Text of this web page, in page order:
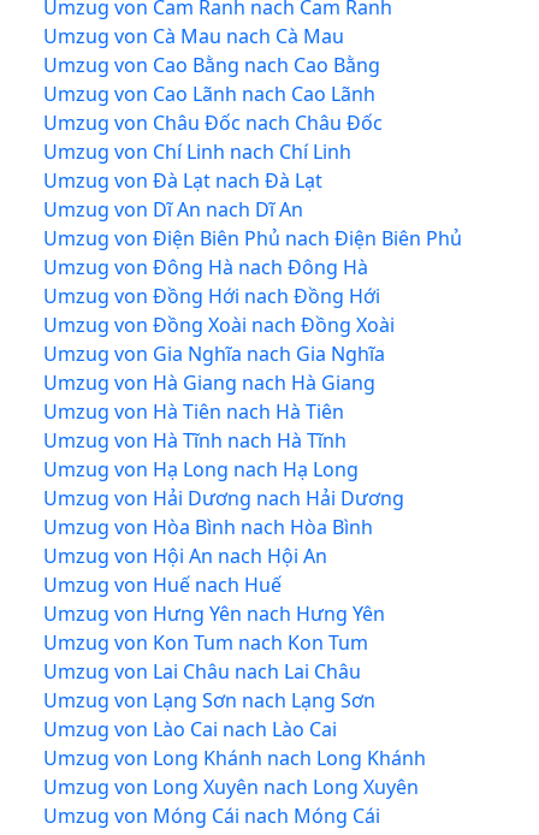
Umzug von Cam Ranh nach Cam Ranh
Umzug von Cà Mau nach Cà Mau
Umzug von Cao Bằng nach Cao Bằng
Umzug von Cao Lãnh nach Cao Lãnh
Umzug von Châu Đốc nach Châu Đốc
Umzug von Chí Linh nach Chí Linh
Umzug von Đà Lạt nach Đà Lạt
Umzug von Dĩ An nach Dĩ An
Umzug von Điện Biên Phủ nach Điện Biên Phủ
Umzug von Đông Hà nach Đông Hà
Umzug von Đồng Hới nach Đồng Hới
Umzug von Đồng Xoài nach Đồng Xoài
Umzug von Gia Nghĩa nach Gia Nghĩa
Umzug von Hà Giang nach Hà Giang
Umzug von Hà Tiên nach Hà Tiên
Umzug von Hà Tĩnh nach Hà Tĩnh
Umzug von Hạ Long nach Hạ Long
Umzug von Hải Dương nach Hải Dương
Umzug von Hòa Bình nach Hòa Bình
Umzug von Hội An nach Hội An
Umzug von Huế nach Huế
Umzug von Hưng Yên nach Hưng Yên
Umzug von Kon Tum nach Kon Tum
Umzug von Lai Châu nach Lai Châu
Umzug von Lạng Sơn nach Lạng Sơn
Umzug von Lào Cai nach Lào Cai
Umzug von Long Khánh nach Long Khánh
Umzug von Long Xuyên nach Long Xuyên
Umzug von Móng Cái nach Móng Cái